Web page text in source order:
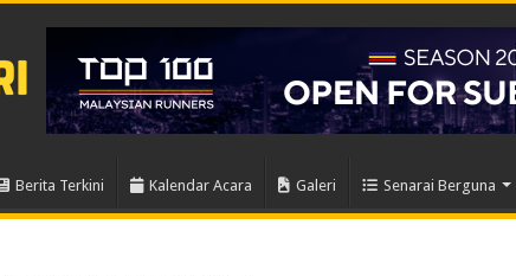
Berita Terkini Kalendar Acara Galeri Senarai Berguna